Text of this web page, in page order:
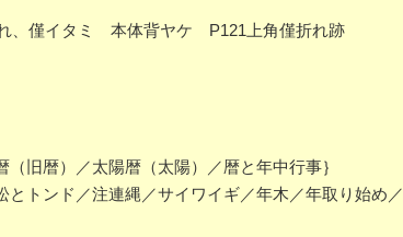
僅イタミ 本体背ヤケ P121上角僅折れ跡
旧暦）／太陽暦（太陽）／暦と年中行事｝
トンド／注連縄／サイワイギ／年木／年取り始め